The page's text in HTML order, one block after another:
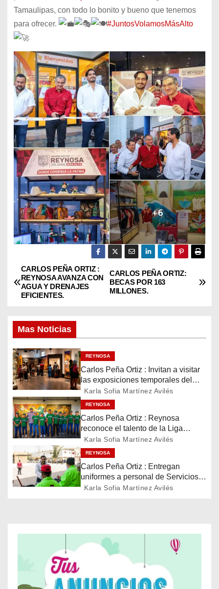
Tamaulipas, con todo lo bonito y bueno que tenemos
para ofrecer.
#JuntosVolamosMásAlto
N
a
e
g
a
c
i
ó
n
d
r
CARLOS PEÑA ORTIZ:
BECAS POR 163
MILLONES.
CARLOS PEÑA ORTIZ :
REYNOSA AVANZA CON
AGUA Y DRENAJES
EFICIENTES.
Mas Noticias
REYNOSA
Carlos Peña Ortiz : Invitan a visitar
las exposiciones temporales del
Museo del Ferrocarril Reynosa
Karla Sofia Martínez Avilés
REYNOSA
Carlos Peña Ortiz : Reynosa
reconoce el talento de la Liga
Treviño Kelly, subcampeona
latinoamericana
Karla Sofia Martínez Avilés
REYNOSA
Carlos Peña Ortiz : Entregan
uniformes a personal de Servicios
Públicos de Reynosa
Karla Sofia Martínez Avilés